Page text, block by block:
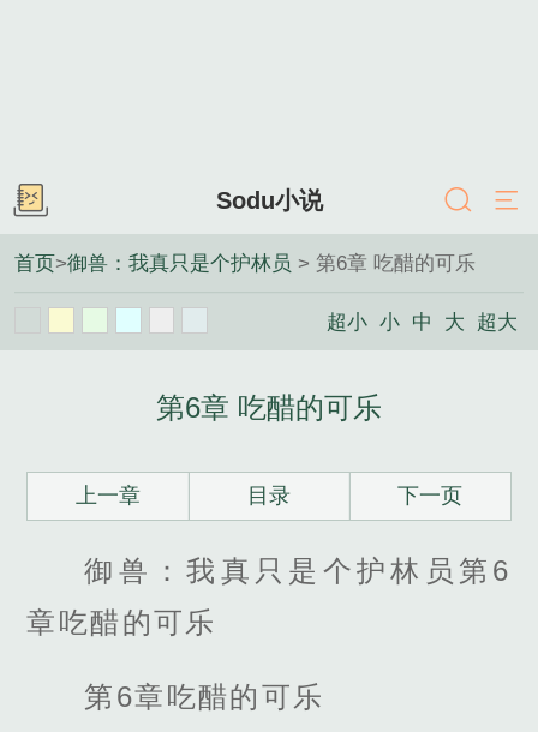
Sodu小说
首页>御兽：我真只是个护林员 > 第6章 吃醋的可乐
超小 小 中 大 超大
第6章 吃醋的可乐
上一章 目录 下一页
御兽：我真只是个护林员第6
章吃醋的可乐
第6章吃醋的可乐